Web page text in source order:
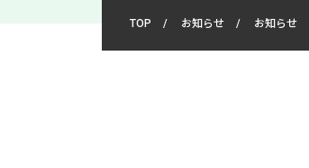
TOP / お知らせ / お知らせ